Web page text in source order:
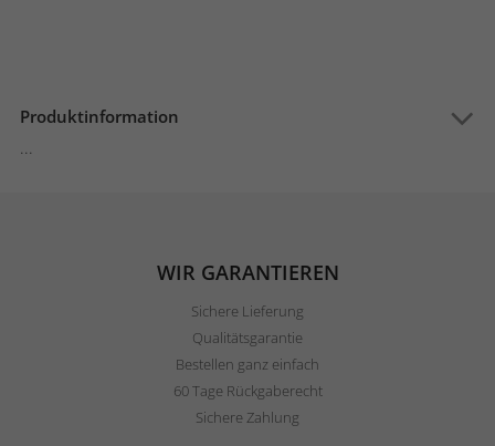
Produktinformation
...
WIR GARANTIEREN
Sichere Lieferung
Qualitätsgarantie
Bestellen ganz einfach
60 Tage Rückgaberecht
Sichere Zahlung